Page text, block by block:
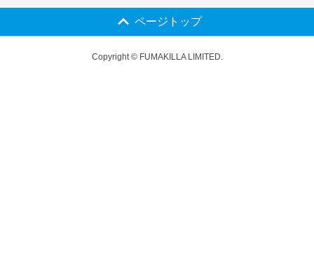
ページトップ
Copyright © FUMAKILLA LIMITED.